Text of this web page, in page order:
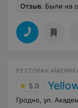
Отзыв. Были на
РЕСТОРАН
5.0
Гродно, ул.